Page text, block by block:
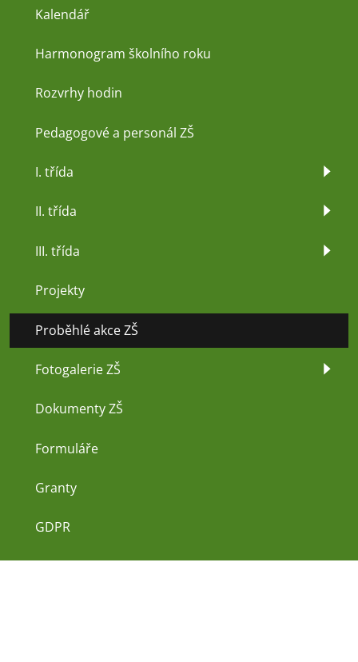
Kalendář
Harmonogram školního roku
Rozvrhy hodin
Pedagogové a personál ZŠ
I. třída
II. třída
III. třída
Projekty
Proběhlé akce ZŠ
Fotogalerie ZŠ
Dokumenty ZŠ
Formuláře
Granty
GDPR